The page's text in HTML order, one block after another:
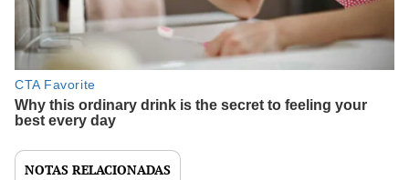
NOTAS RELACIONADAS